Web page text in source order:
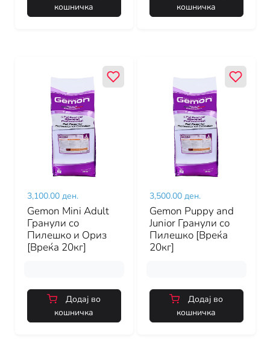
кошничка
кошничка
3,100.00 ден.
Gemon Mini Adult
Гранули со
Пилешко и Ориз
[Вреќа 20кг]
Додај во
кошничка
3,500.00 ден.
Gemon Puppy and
Junior Гранули со
Пилешко [Вреќа
20кг]
Додај во
кошничка